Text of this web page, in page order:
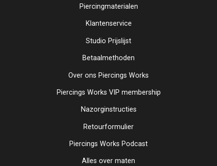
Piercingmaterialen
Klantenservice
Studio Prijslijst
Betaalmethoden
Over ons Piercings Works
Piercings Works VIP membership
Nazorginstructies
Retourformulier
Piercings Works Podcast
Alles over maten